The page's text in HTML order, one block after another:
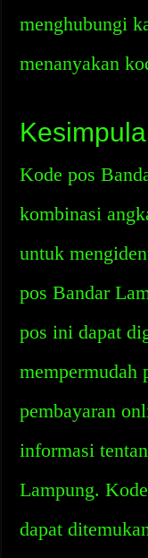
menghubungi
menanyakan
Kode pos
kombinasi
untuk
pos Bandar
pos ini dapat
mempermudah
pembayaran
informasi
Lampung.
dapat